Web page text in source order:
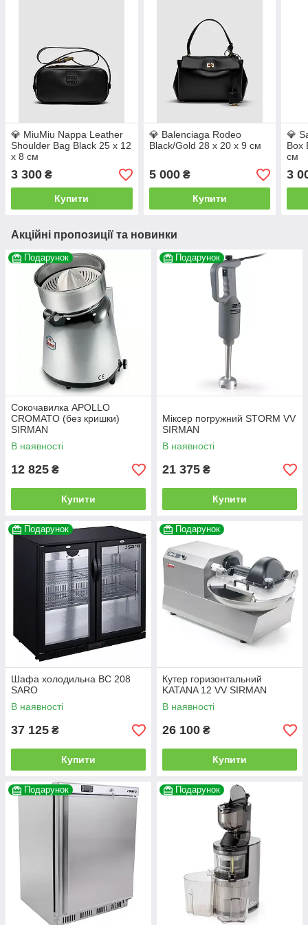
💎 MiuMiu Nappa Leather
Shoulder Bag Black 25 х 12
х 8 см
3 300 ₴
Купити
💎 Balenciaga Rodeo
Black/Gold 28 х 20 х 9 см
5 000₴
Купити
💎
Box
см
3
Акційні пропозиції та новинки
Подарунок
Сокочавилка APOLLO
CROMATO (без кришки)
SIRMAN
В наявності
12 825 ₴
Купити
Подарунок
Міксер погружний STORM VV
SIRMAN
В наявності
21 375 ₴
Купити
Подарунок
Шафа холодильна BC 208
SARO
В наявності
37 125 ₴
Купити
Подарунок
Кутер горизонтальний
KATANA 12 VV SIRMAN
В наявності
26 100 ₴
Купити
Подарунок Подарунок